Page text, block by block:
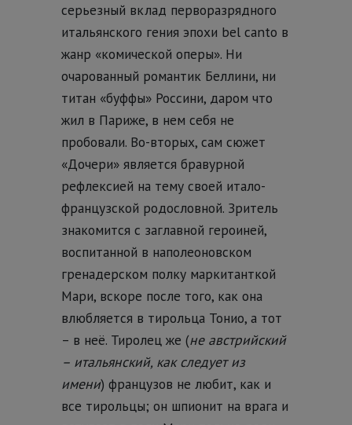
серьезный вклад перворазрядного
итальянского гения эпохи bel canto в
жанр «комической оперы». Ни
очарованный романтик Беллини, ни
титан «буффы» Россини, даром что
жил в Париже, в нем себя не
пробовали. Во-вторых, сам сюжет
«Дочери» является бравурной
рефлексией на тему своей итало-
французской родословной. Зритель
знакомится с заглавной героиней,
воспитанной в наполеоновском
гренадерском полку маркитанткой
Мари, вскоре после того, как она
влюбляется в тирольца Тонио, а тот
– в неё. Тиролец же (не австрийский
– итальянский, как следует из
имени) французов не любит, как и
все тирольцы; он шпионит на врага и